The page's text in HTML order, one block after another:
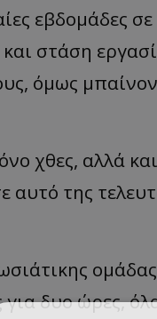
εβδομάδες
στάση
όμως
χθες, αλλά
της
για δυο ώρες,